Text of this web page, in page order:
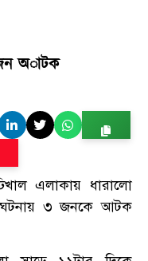
অাটক
এলাকায় ধারালো
ঘটনায় ৩ জনকে আটক